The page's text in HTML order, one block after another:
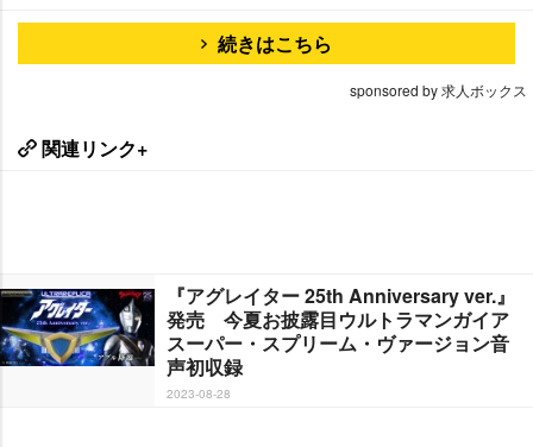
続きはこちら
sponsored by 求人ボックス
関連リンク+
『アグレイター 25th Anniversary ver.』
発売 今夏お披露目ウルトラマンガイア
スーパー・スプリーム・ヴァージョン音
声初収録
2023-08-28